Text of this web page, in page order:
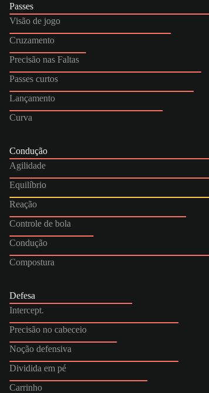
Passes
Visão de jogo
Cruzamento
Precisão nas Faltas
Passes curtos
Lançamento
Curva
Condução
Agilidade
Equilíbrio
Reação
Controle de bola
Condução
Compostura
Defesa
Intercept.
Precisão no cabeceio
Noção defensiva
Dividida em pé
Carrinho